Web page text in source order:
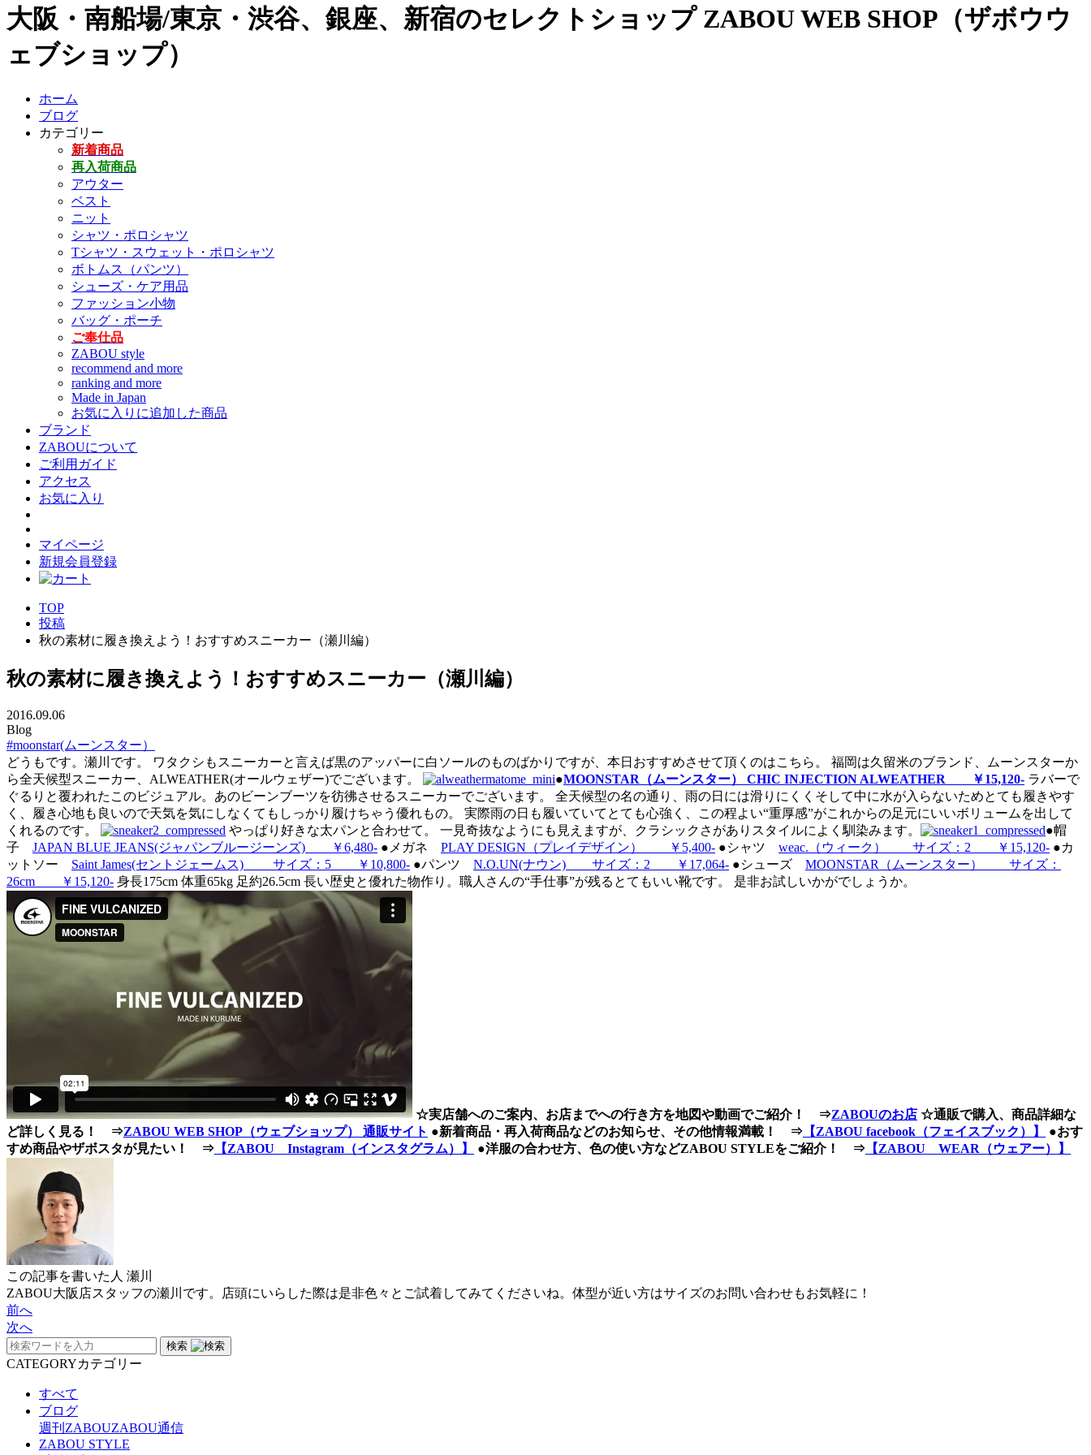
大阪・南船場/東京・渋谷、銀座、新宿のセレクトショップ ZABOU WEB SHOP（ザボウウ
ェブショップ）
ホーム
ブログ
カテゴリー
新着商品
再入荷商品
アウター
ベスト
ニット
シャツ・ポロシャツ
Tシャツ・スウェット・ポロシャツ
ボトムス（パンツ）
シューズ・ケア用品
ファッション小物
バッグ・ポーチ
ご奉仕品
ZABOU style
recommend and more
ranking and more
Made in Japan
お気に入りに追加した商品
ブランド
ZABOUについて
ご利用ガイド
アクセス
お気に入り
マイページ
新規会員登録
TOP
投稿
秋の素材に履き換えよう！おすすめスニーカー（瀬川編）
秋の素材に履き換えよう！おすすめスニーカー（瀬川編）
2016.09.06
Blog
#moonstar(ムーンスター）
どうもです。瀬川です。 ワタクシもスニーカーと言えば黒のアッパーに白ソールのものばかりですが、本日おすすめさせて頂くのはこちら。 福岡は久留米のブランド、ムーンスターか
ら全天候型スニーカー、ALWEATHER(オールウェザー)でございます。
●MOONSTAR（ムーンスター） CHIC INJECTION ALWEATHER ￥15,120- ラバーで
ぐるりと覆われたこのビジュアル。あのビーンブーツを彷彿させるスニーカーでございます。 全天候型の名の通り、雨の日には滑りにくくそして中に水が入らないためとても履きやす
く、履き心地も良いので天気を気にしなくてもしっかり履けちゃう優れもの。 実際雨の日も履いていてとても心強く、この程よい“重厚感”がこれからの足元にいいボリュームを出して
くれるのです。
やっぱり好きな太パンと合わせて。 一見奇抜なようにも見えますが、クラシックさがありスタイルによく馴染みます。
●帽
子 JAPAN BLUE JEANS(ジャパンブルージーンズ) ￥6,480- ●メガネ PLAY DESIGN（プレイデザイン） ￥5,400- ●シャツ weac.（ウィーク） サイズ：2 ￥15,120- ●カ
ットソー Saint James(セントジェームス) サイズ：5 ￥10,800- ●パンツ N.O.UN(ナウン) サイズ：2 ￥17,064- ●シューズ MOONSTAR（ムーンスター） サイズ：
26cm ￥15,120- 身長175cm 体重65kg 足約26.5cm 長い歴史と優れた物作り。職人さんの“手仕事”が残るとてもいい靴です。 是非お試しいかがでしょうか。
☆実店舗へのご案内、お店までへの行き方を地図や動画でご紹介！ ⇒ZABOUのお店 ☆通販で購入、商品詳細な
ど詳しく見る！ ⇒ZABOU WEB SHOP（ウェブショップ） 通販サイト ●新着商品・再入荷商品などのお知らせ、その他情報満載！ ⇒ 【ZABOU facebook（フェイスブック）】
●おす
すめ商品やザボスタが見たい！ ⇒ 【ZABOU Instagram（インスタグラム）】 ●洋服の合わせ方、色の使い方などZABOU STYLEをご紹介！ ⇒ 【ZABOU WEAR（ウェアー）】
この記事を書いた人 瀬川
ZABOU大阪店スタッフの瀬川です。店頭にいらした際は是非色々とご試着してみてくださいね。体型が近い方はサイズのお問い合わせもお気軽に！
前へ
次へ
検索
CATEGORYカテゴリー
すべて
ブログ
週刊ZABOUZABOU通信
ZABOU STYLE